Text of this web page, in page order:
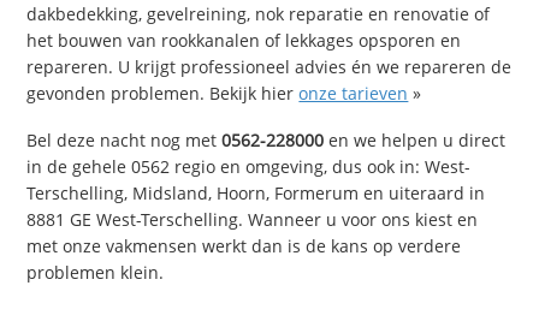
dakbedekking, gevelreining, nok reparatie en renovatie of
het bouwen van rookkanalen of lekkages opsporen en
repareren. U krijgt professioneel advies én we repareren de
gevonden problemen. Bekijk hieronze tarieven »
Bel deze nacht nog met0562-228000 en we helpen u direct
in de gehele 0562 regio en omgeving, dus ook in: West-
Terschelling, Midsland, Hoorn, Formerum en uiteraard in
8881 GE West-Terschelling. Wanneer u voor ons kiest en
met onze vakmensen werkt dan is de kans op verdere
problemen klein.